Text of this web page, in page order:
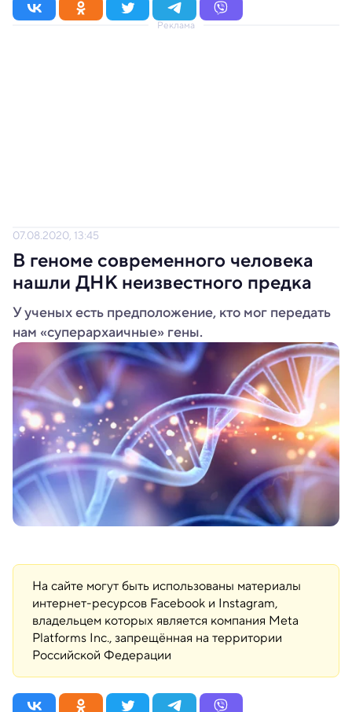
Реклама
07.08.2020, 13:45
В геноме современного человека
нашли ДНК неизвестного предка
У ученых есть предположение, кто мог передать
нам «суперархаичные» гены.
На сайте могут быть использованы материалы
интернет-ресурсов Facebook и Instagram,
владельцем которых является компания Meta
Platforms Inc., запрещённая на территории
Российской Федерации